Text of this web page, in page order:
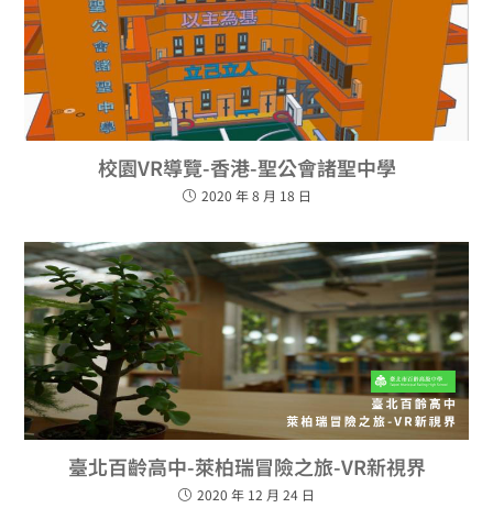
校園VR導覽-香港-聖公會諸聖中學
2020 年 8 月 18 日
臺北百齡高中-萊柏瑞冒險之旅-VR新視界
2020 年 12 月 24 日